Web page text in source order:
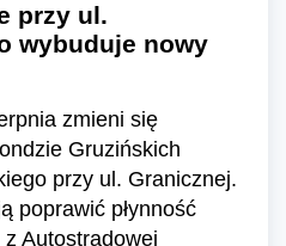
przy ul.
wybuduje nowy
zmieni się
Gruzińskich
przy ul. Granicznej.
poprawić płynność
Autostradowej